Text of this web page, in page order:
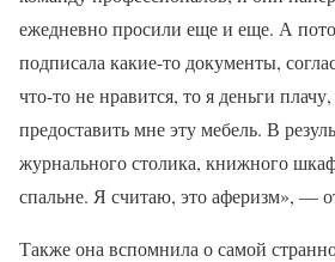
ежедневно просили еще и еще. А
подписала какие-то документы,
что-то не нравится, то я деньги
предоставить мне эту мебель. В
журнального столика, книжного
спальне. Я считаю, это аферизм», —
Также она вспомнила о самой